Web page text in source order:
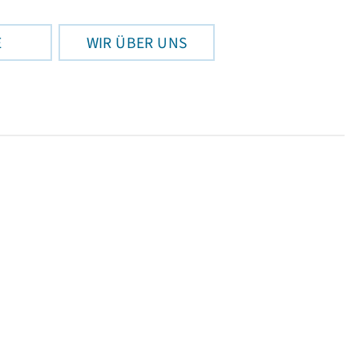
WIR ÜBER UNS